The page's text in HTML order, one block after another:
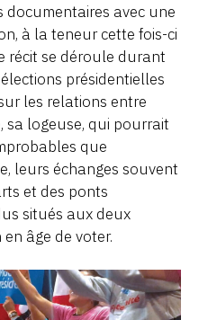
documentaires avec une
à la teneur cette fois-ci
récit se déroule durant
présidentielles
les relations entre
sa logeuse, qui pourrait
que
leurs échanges souvent
et des ponts
situés aux deux
âge de voter.